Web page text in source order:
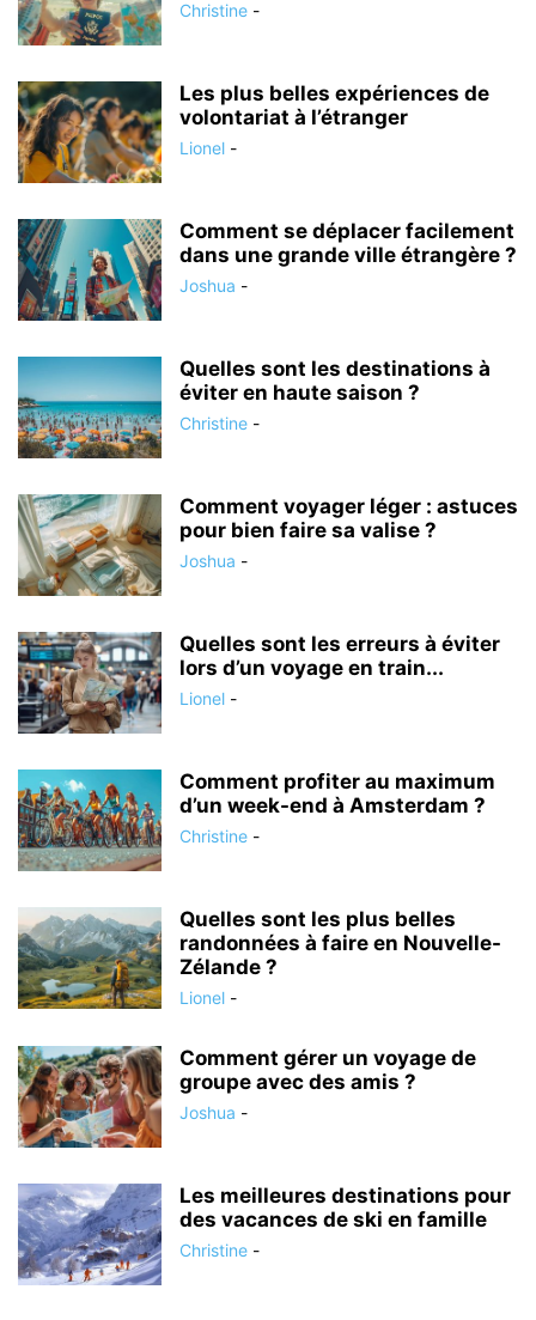
Christine -
Les plus belles expériences de
volontariat à l’étranger
Lionel -
Comment se déplacer facilement
dans une grande ville étrangère ?
Joshua -
Quelles sont les destinations à
éviter en haute saison ?
Christine -
Comment voyager léger : astuces
pour bien faire sa valise ?
Joshua -
Quelles sont les erreurs à éviter
lors d’un voyage en train...
Lionel -
Comment profiter au maximum
d’un week-end à Amsterdam ?
Christine -
Quelles sont les plus belles
randonnées à faire en Nouvelle-
Zélande ?
Lionel -
Comment gérer un voyage de
groupe avec des amis ?
Joshua -
Les meilleures destinations pour
des vacances de ski en famille
Christine -